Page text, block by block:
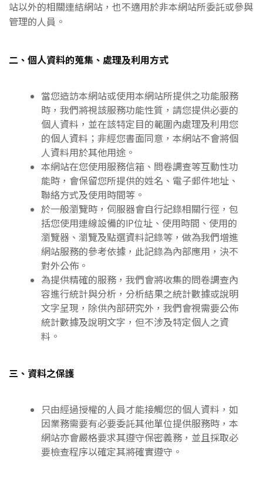
站以外的相關連結網站，也不適用於非本網站所委託或參與
管理的人員。
二、個人資料的蒐集、處理及利用方式
當您造訪本網站或使用本網站所提供之功能服務
時，我們將視該服務功能性質，請您提供必要的
個人資料，並在該特定目的範圍內處理及利用您
的個人資料；非經您書面同意，本網站不會將個
人資料用於其他用途。
本網站在您使用服務信箱、問卷調查等互動性功
能時，會保留您所提供的姓名、電子郵件地址、
聯絡方式及使用時間等。
於一般瀏覽時，伺服器會自行記錄相關行徑，包
括您使用連線設備的IP位址、使用時間、使用的
瀏覽器、瀏覽及點選資料記錄等，做為我們增進
網站服務的參考依據，此記錄為內部應用，決不
對外公佈。
為提供精確的服務，我們會將收集的問卷調查內
容進行統計與分析，分析結果之統計數據或說明
文字呈現，除供內部研究外，我們會視需要公佈
統計數據及說明文字，但不涉及特定個人之資
料。
三、資料之保護
只由經過授權的人員才能接觸您的個人資料，如
因業務需要有必要委託其他單位提供服務時，本
網站亦會嚴格要求其遵守保密義務，並且採取必
要檢查程序以確定其將確實遵守。